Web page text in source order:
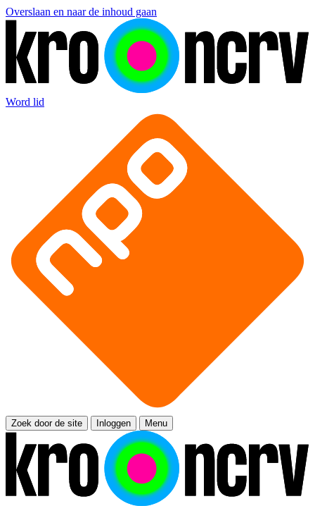
Overslaan en naar de inhoud gaan
Word lid
Zoek door de site Inloggen Menu